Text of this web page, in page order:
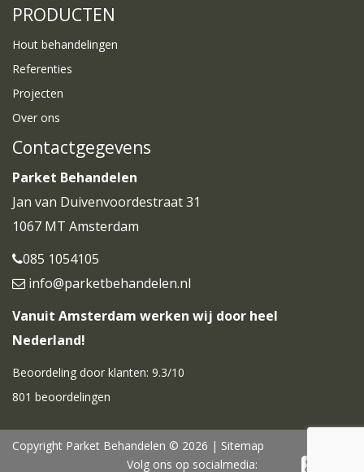
PRODUCTEN
Hout behandelingen
Referenties
Projecten
Over ons
Contactgegevens
Parket Behandelen
Jan van Duivenvoordestraat 31
1067 MT Amsterdam
085 1054105
info@parketbehandelen.nl
Vanuit Amsterdam werken wij door heel
Nederland!
Beoordeling door klanten: 9.3/10
801 beoordelingen
Copyright Parket Behandelen © 2026 | Sitemap
Volg ons op socialmedia: